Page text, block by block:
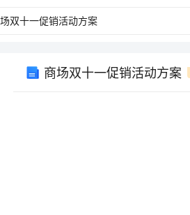
商场双十一促销活动方案